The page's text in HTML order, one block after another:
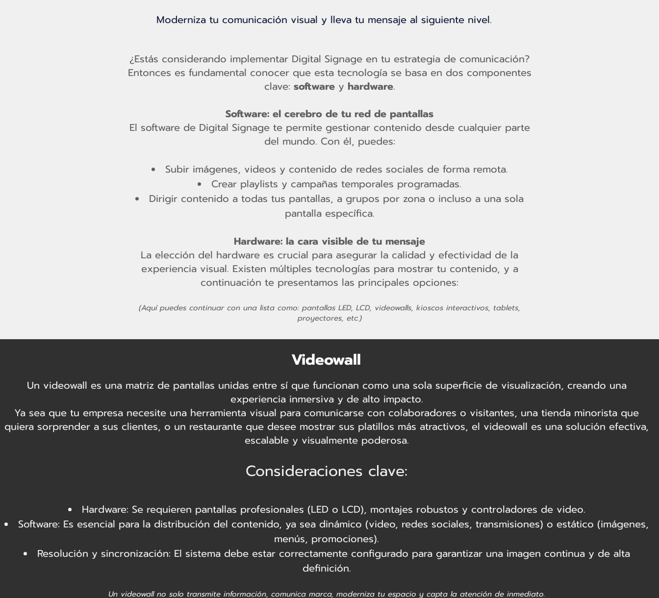
Moderniza tu comunicación visual y lleva tu mensaje al siguiente nivel.
¿Estás considerando implementar Digital Signage en tu estrategia de comunicación?
Entonces es fundamental conocer que esta tecnología se basa en dos componentes
clave: software y hardware.
Software: el cerebro de tu red de pantallas
El software de Digital Signage te permite gestionar contenido desde cualquier parte
del mundo. Con él, puedes:
Subir imágenes, videos y contenido de redes sociales de forma remota.
Crear playlists y campañas temporales programadas.
Dirigir contenido a todas tus pantallas, a grupos por zona o incluso a una sola
pantalla específica.
Hardware: la cara visible de tu mensaje
La elección del hardware es crucial para asegurar la calidad y efectividad de la
experiencia visual. Existen múltiples tecnologías para mostrar tu contenido, y a
continuación te presentamos las principales opciones:
(Aquí puedes continuar con una lista como: pantallas LED, LCD, videowalls, kioscos interactivos, tablets,
proyectores, etc.)
Videowall
Un videowall es una matriz de pantallas unidas entre sí que funcionan como una sola superficie de visualización, creando una
experiencia inmersiva y de alto impacto.
Ya sea que tu empresa necesite una herramienta visual para comunicarse con colaboradores o visitantes, una tienda minorista que
quiera sorprender a sus clientes, o un restaurante que desee mostrar sus platillos más atractivos, el videowall es una solución efectiva,
escalable y visualmente poderosa.
Consideraciones clave:
Hardware: Se requieren pantallas profesionales (LED o LCD), montajes robustos y controladores de video.
Software: Es esencial para la distribución del contenido, ya sea dinámico (video, redes sociales, transmisiones) o estático (imágenes,
menús, promociones).
Resolución y sincronización: El sistema debe estar correctamente configurado para garantizar una imagen continua y de alta
definición.
Un videowall no solo transmite información, comunica marca, moderniza tu espacio y capta la atención de inmediato.